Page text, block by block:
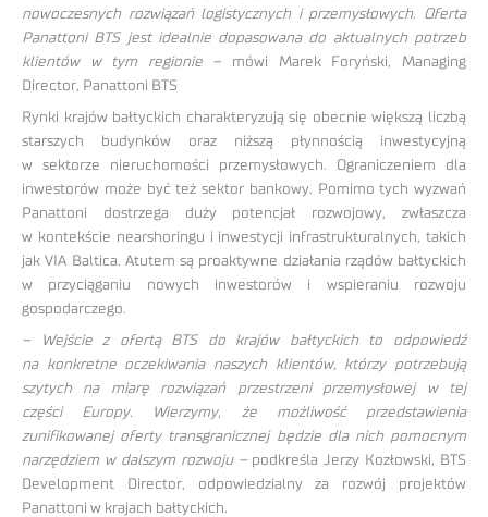
nowoczesnych rozwiązań logistycznych i przemysłowych. Oferta
Panattoni BTS jest idealnie dopasowana do aktualnych potrzeb
klientów w tym regionie– mówi Marek Foryński, Managing
Director, Panattoni BTS
Rynki krajów bałtyckich charakteryzują się obecnie większą liczbą
starszych budynków oraz niższą płynnością inwestycyjną
w sektorze nieruchomości przemysłowych. Ograniczeniem dla
inwestorów może być też sektor bankowy. Pomimo tych wyzwań
Panattoni dostrzega duży potencjał rozwojowy, zwłaszcza
w kontekście nearshoringu i inwestycji infrastrukturalnych, takich
jak VIA Baltica. Atutem są proaktywne działania rządów bałtyckich
w przyciąganiu nowych inwestorów i wspieraniu rozwoju
gospodarczego.
– Wejście z ofertą BTS do krajów bałtyckich to odpowiedź
na konkretne oczekiwania naszych klientów, którzy potrzebują
szytych na miarę rozwiązań przestrzeni przemysłowej w tej
części Europy. Wierzymy, że możliwość przedstawienia
zunifikowanej oferty transgranicznej będzie dla nich pomocnym
narzędziem w dalszym rozwoju –podkreśla Jerzy Kozłowski, BTS
Development Director, odpowiedzialny za rozwój projektów
Panattoni w krajach bałtyckich.